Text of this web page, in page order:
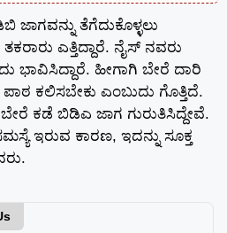
ತೆಗೆದುಕೊಳ್ಳಲು
ಎತ್ತಿದ್ದಾರೆ. ನೈಸ್ ನವರು
ಭಾವಿಸಿದ್ದಾರೆ. ಹೀಗಾಗಿ ಬೇರೆ ದಾರಿ
ಕಲಿಸಬೇಕು ಎಂಬುದು ಗೊತ್ತಿದೆ.
ಕಡೆ ಬಿಡಿಎ ಜಾಗ ಗುರುತಿಸಿದ್ದೇವೆ.
ಇರುವ ಕಾರಣ, ಇದನ್ನು ಸೂಕ್ತ